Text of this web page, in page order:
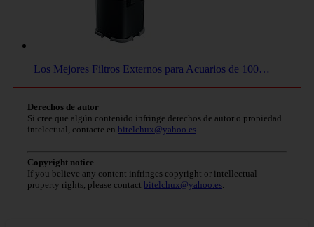
Los Mejores Filtros Externos para Acuarios de 100…
Derechos de autor
Si cree que algún contenido infringe derechos de autor o propiedad
intelectual, contacte en bitelchux@yahoo.es.
Copyright notice
If you believe any content infringes copyright or intellectual
property rights, please contact bitelchux@yahoo.es.